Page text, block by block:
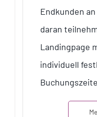
Endkunden
daran
Landingpage
individuell